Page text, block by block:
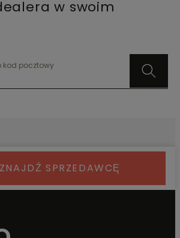
w swoim
kod pocztowy
ZNAJDŹ SPRZEDAWCĘ